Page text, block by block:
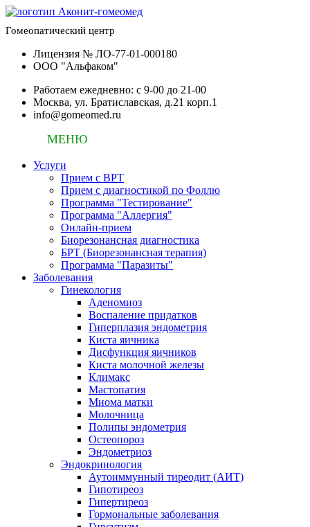
Гомеопатический центр
Лицензия № ЛО-77-01-000180
ООО "Альфаком"
Работаем ежедневно: c 9-00 до 21-00
Москва, ул. Братиславская, д.21 корп.1
info@gomeomed.ru
МЕНЮ
Услуги
Прием с ВРТ
Прием с диагностикой по Фоллю
Программа "Тестирование"
Программа "Аллергия"
Онлайн-прием
Биорезонансная диагностика
БРТ (Биорезонансная терапия)
Программа "Паразиты"
Заболевания
Гинекология
Аденомиоз
Воспаление придатков
Гиперплазия эндометрия
Киста яичника
Дисфункция яичников
Киста молочной железы
Климакс
Мастопатия
Миома матки
Молочница
Полипы эндометрия
Остеопороз
Эндометриоз
Эндокринология
Аутоиммунный тиреодит (АИТ)
Гипотиреоз
Гипертиреоз
Гормональные заболевания